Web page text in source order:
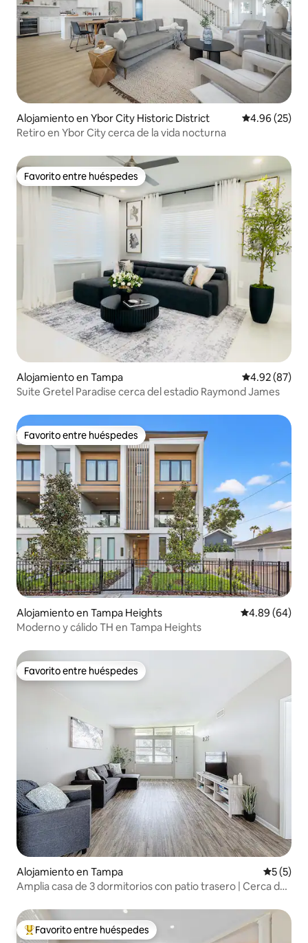
Alojamiento en Ybor City Historic District Calificación
4.96 (25)
Retiro en Ybor City cerca de la vida nocturna
Favorito entre huéspedes
Favorito entre huéspedes
Alojamiento en Tampa Calificación
4.92 (87)
Suite Gretel Paradise cerca del estadio Raymond James
Favorito entre huéspedes
Favorito entre huéspedes
Alojamiento en Tampa Heights Calificación
4.89 (64)
Moderno y cálido TH en Tampa Heights
Favorito entre huéspedes
Favorito entre huéspedes
Alojamiento en Tampa
5 (5)
Amplia casa de 3 dormitorios con patio trasero | Cerca de
Favorito entre huéspedes preferido
Favorito entre huéspedes